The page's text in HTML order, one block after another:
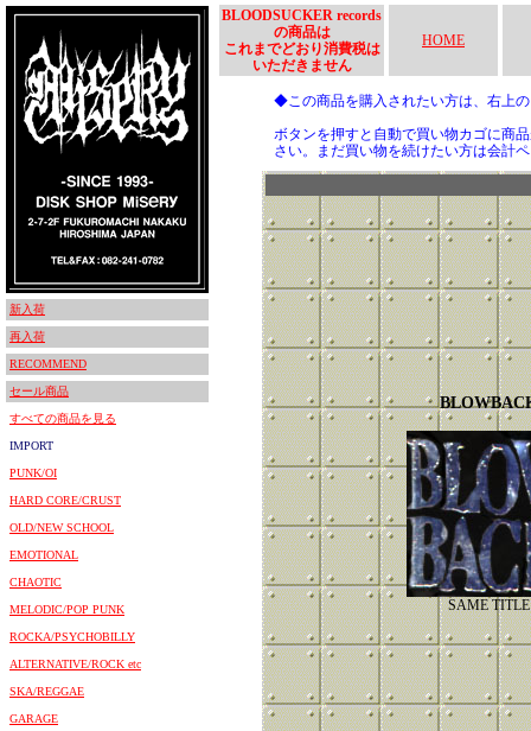
新入荷
再入荷
RECOMMEND
セール商品
すべての商品を見る
IMPORT
PUNK/OI
HARD CORE/CRUST
OLD/NEW SCHOOL
EMOTIONAL
CHAOTIC
MELODIC/POP PUNK
ROCKA/PSYCHOBILLY
ALTERNATIVE/ROCK etc
SKA/REGGAE
GARAGE
BLOODSUCKER records
の商品は
これまでどおり消費税は
いただきません
HOME
◆この商品を購入されたい方は、右上
ボタンを押すと自動で買い物カゴに商
さい。まだ買い物を続けたい方は会計
SAME TITLE